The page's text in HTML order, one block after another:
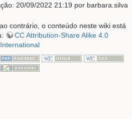
20/09/2022 21:19 por barbara.silva
contrário, o conteúdo neste wiki está
CC Attribution-Share Alike 4.0
International